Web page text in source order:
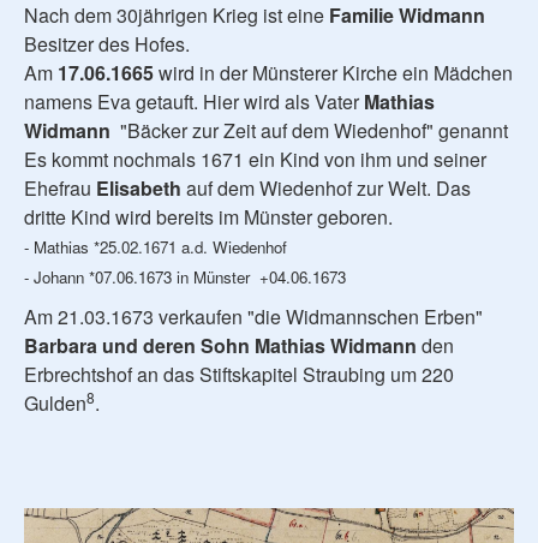
Nach dem 30jährigen Krieg ist eine Familie Widmann
Besitzer des Hofes.
Am 17.06.1665wird in der Münsterer Kirche ein Mädchen
namens Eva getauft. Hier wird als VaterMathias
Widmann "Bäcker zur Zeit auf dem Wiedenhof" genannt
Es kommt nochmals 1671 ein Kind von ihm und seiner
Ehefrau Elisabeth auf dem Wiedenhof zur Welt. Das
dritte Kind wird bereits im Münster geboren.
- Mathias *25.02.1671 a.d. Wiedenhof
- Johann *07.06.1673 in Münster +04.06.1673
Am 21.03.1673 verkaufen "die Widmannschen Erben"
Barbara und deren Sohn Mathias Widmann den
Erbrechtshof an das Stiftskapitel Straubing um 220
Gulden8.